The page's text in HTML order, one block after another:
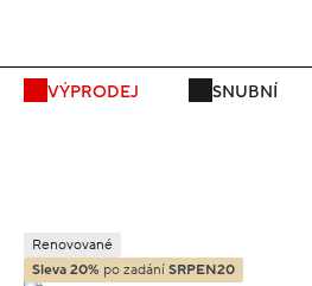
VÝPRODEJ SNUBNÍ
Renovované
Sleva 20% po zadání SRPEN20